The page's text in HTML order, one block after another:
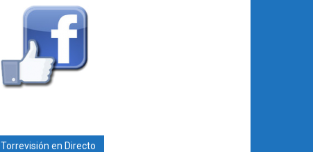
Torrevisión en Directo